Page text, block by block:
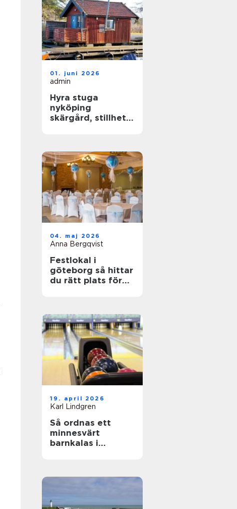
01. juni 2026
admin
Hyra stuga
nyköping
skärgård, stillhet
04. maj 2026
Anna Bergqvist
Festlokal i
göteborg så hittar
du rätt plats för
19. april 2026
Karl Lindgren
Så ordnas ett
minnesvärt
barnkalas i